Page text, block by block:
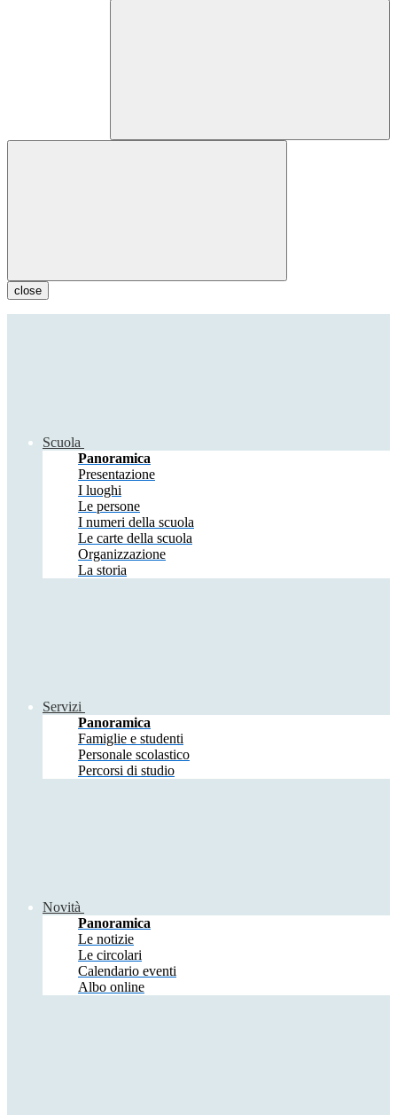
close
Scuola
Panoramica
Presentazione
I luoghi
Le persone
I numeri della scuola
Le carte della scuola
Organizzazione
La storia
Servizi
Panoramica
Famiglie e studenti
Personale scolastico
Percorsi di studio
Novità
Panoramica
Le notizie
Le circolari
Calendario eventi
Albo online